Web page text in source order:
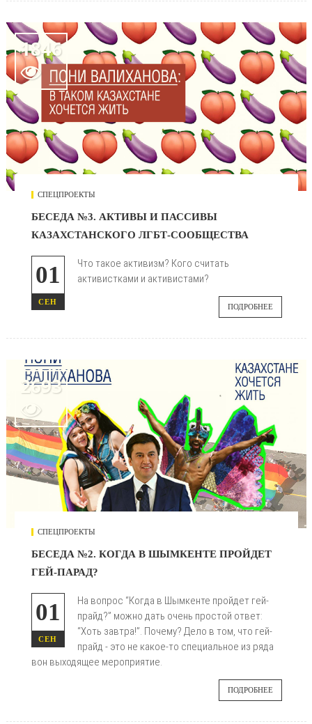
1846

СПЕЦПРОЕКТЫ
БЕСЕДА №3. АКТИВЫ И ПАССИВЫ
КАЗАХСТАНСКОГО ЛГБТ-СООБЩЕСТВА
01
СЕН
Что такое активизм? Кого считать
активистками и активистами?
ПОДРОБНЕЕ
2693

СПЕЦПРОЕКТЫ
БЕСЕДА №2. КОГДА В ШЫМКЕНТЕ ПРОЙДЕТ
ГЕЙ-ПАРАД?
01
СЕН
На вопрос “Когда в Шымкенте пройдет гей-
прайд?” можно дать очень простой ответ:
“Хоть завтра!”. Почему? Дело в том, что гей-
прайд - это не какое-то специальное из ряда
вон выходящее мероприятие.
ПОДРОБНЕЕ